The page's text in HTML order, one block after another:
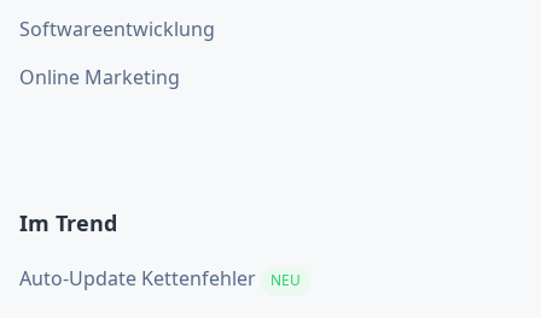
Softwareentwicklung
Online Marketing
Im Trend
Auto-Update Kettenfehler NEU